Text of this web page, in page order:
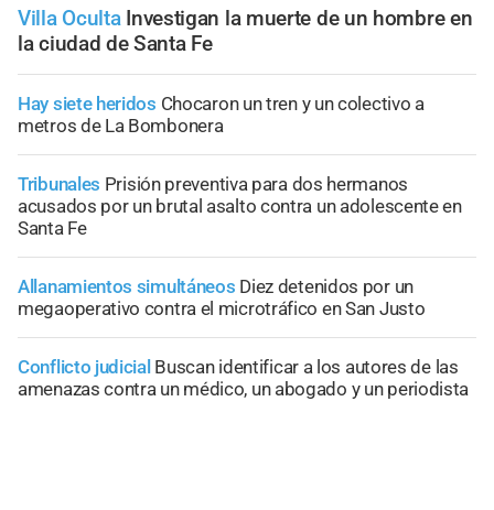
Villa Oculta Investigan la muerte de un hombre en
la ciudad de Santa Fe
Hay siete heridos Chocaron un tren y un colectivo a
metros de La Bombonera
Tribunales Prisión preventiva para dos hermanos
acusados por un brutal asalto contra un adolescente en
Santa Fe
Allanamientos simultáneos Diez detenidos por un
megaoperativo contra el microtráfico en San Justo
Conflicto judicial Buscan identificar a los autores de las
amenazas contra un médico, un abogado y un periodista